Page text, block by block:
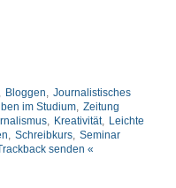
, Bloggen, Journalistisches
im Studium, Zeitung
, Kreativität, Leichte
, Schreibkurs, Seminar
senden «